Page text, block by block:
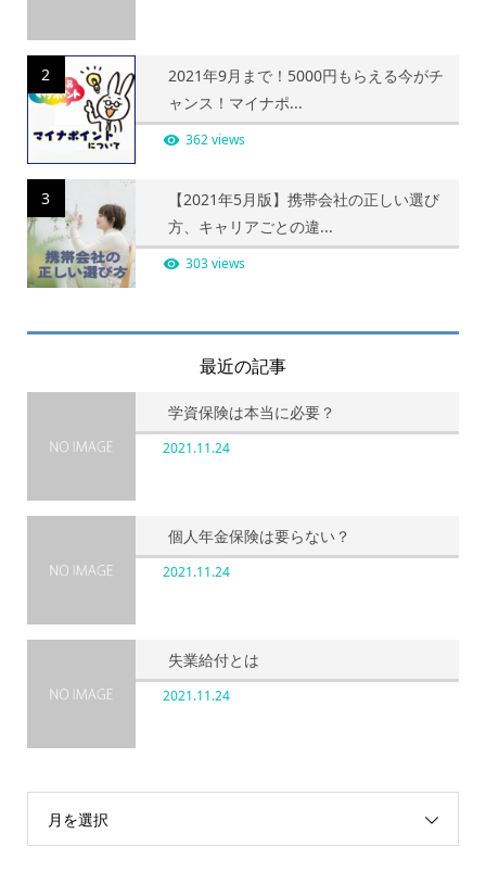
2
2021年9月まで！5000円もらえる今がチ
ャンス！マイナポ...
362 views
3
【2021年5月版】携帯会社の正しい選び
方、キャリアごとの違...
303 views
最近の記事
学資保険は本当に必要？
2021.11.24
個人年金保険は要らない？
2021.11.24
失業給付とは
2021.11.24
月を選択